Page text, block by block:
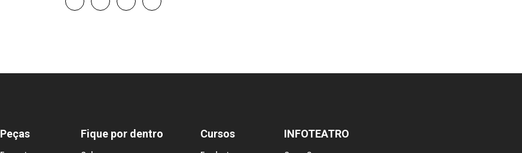
Peças Fique por dentro Cursos INFOTEATRO